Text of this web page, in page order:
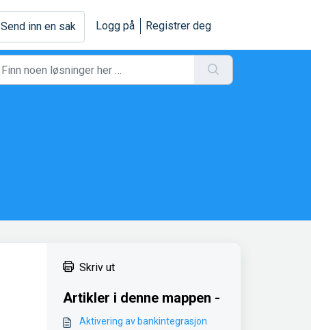
Send inn en sak Logg på Registrer deg
Skriv ut
Artikler i denne mappen -
Aktivering av bankintegrasjon